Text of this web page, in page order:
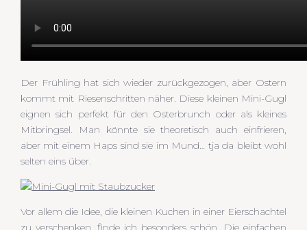
Der Frühling hat sich wieder zurückgezogen, aber Ostern
kommt mit Riesenschritten näher. Diese kleinen Mini-Gugl
eignen sich perfekt für den Osterbrunch oder als kleines
Mitbringsel. Man könnte sie theoretisch auch einfrieren,
aber mit einem Haps sind sie im Mund… tja da bleibt wohl
selten eins über.
Vor allem die Idee, die kleinen Kuchen in einer Eierschachtel
zu verschenken, finde ich besonders schön. Die einfachen